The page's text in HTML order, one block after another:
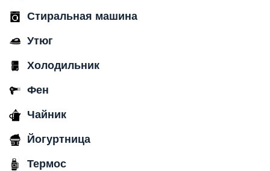
Стиральная машина
Утюг
Холодильник
Фен
Чайник
Йогуртница
Термос